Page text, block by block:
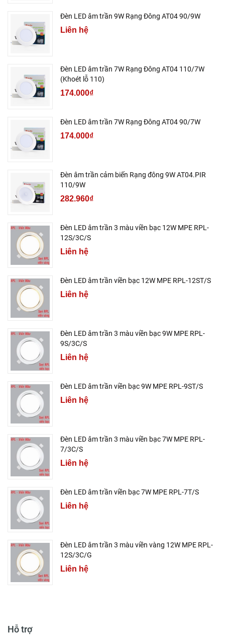
Đèn LED âm trần 9W Rạng Đông AT04 90/9W
Liên hệ
Đèn LED âm trần 7W Rạng Đông AT04 110/7W
(Khoét lỗ 110)
174.000₫
Đèn LED âm trần 7W Rạng Đông AT04 90/7W
174.000₫
Đèn âm trần cảm biến Rạng đông 9W AT04.PIR
110/9W
282.960₫
Đèn LED âm trần 3 màu viền bạc 12W MPE RPL-
12S/3C/S
Liên hệ
Đèn LED âm trần viền bạc 12W MPE RPL-12ST/S
Liên hệ
Đèn LED âm trần 3 màu viền bạc 9W MPE RPL-
9S/3C/S
Liên hệ
Đèn LED âm trần viền bạc 9W MPE RPL-9ST/S
Liên hệ
Đèn LED âm trần 3 màu viền bạc 7W MPE RPL-
7/3C/S
Liên hệ
Đèn LED âm trần viền bạc 7W MPE RPL-7T/S
Liên hệ
Đèn LED âm trần 3 màu viền vàng 12W MPE RPL-
12S/3C/G
Liên hệ
Hỗ trợ